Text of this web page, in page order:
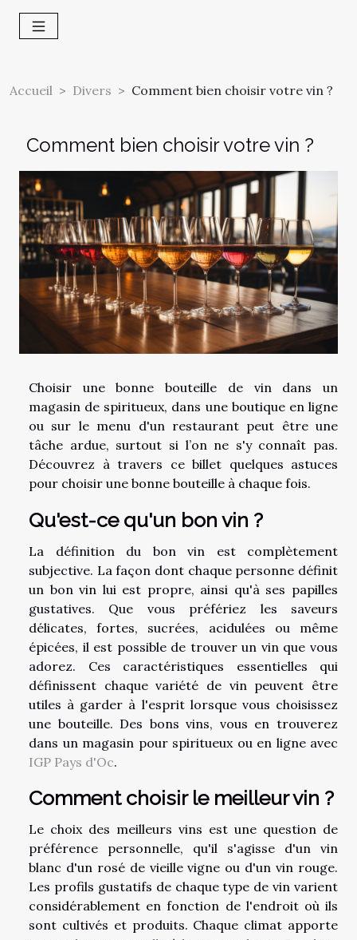
Accueil Divers Comment bien choisir votre vin ?
Comment bien choisir votre vin ?
Choisir une bonne bouteille de vin dans un
magasin de spiritueux, dans une boutique en ligne
ou sur le menu d'un restaurant peut être une
tâche ardue, surtout si l’on ne s'y connaît pas.
Découvrez à travers ce billet quelques astuces
pour choisir une bonne bouteille à chaque fois.
Qu'est-ce qu'un bon vin ?
La définition du bon vin est complètement
subjective. La façon dont chaque personne définit
un bon vin lui est propre, ainsi qu'à ses papilles
gustatives. Que vous préfériez les saveurs
délicates, fortes, sucrées, acidulées ou même
épicées, il est possible de trouver un vin que vous
adorez. Ces caractéristiques essentielles qui
définissent chaque variété de vin peuvent être
utiles à garder à l'esprit lorsque vous choisissez
une bouteille. Des bons vins, vous en trouverez
dans un magasin pour spiritueux ou en ligne avec
IGP Pays d'Oc.
Comment choisir le meilleur vin ?
Le choix des meilleurs vins est une question de
préférence personnelle, qu'il s'agisse d'un vin
blanc d'un rosé de vieille vigne ou d'un vin rouge.
Les profils gustatifs de chaque type de vin varient
considérablement en fonction de l'endroit où ils
sont cultivés et produits. Chaque climat apporte